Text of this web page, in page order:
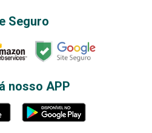
Seguro
nosso APP